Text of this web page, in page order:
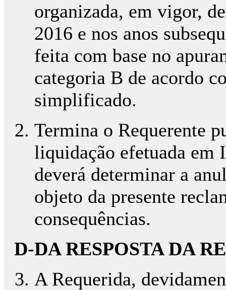
organizada, em vigor,
2016 e nos anos
feita com base no
categoria B de acordo
simplificado.
Termina o Requerente
liquidação efetuada em
deverá determinar a
objeto da presente
consequências.
D-DA RESPOSTA DA
A Requerida,